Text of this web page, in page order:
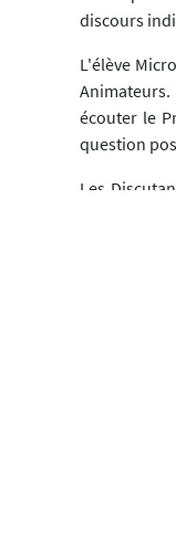
discours
L'élève
écouter le
question
Les